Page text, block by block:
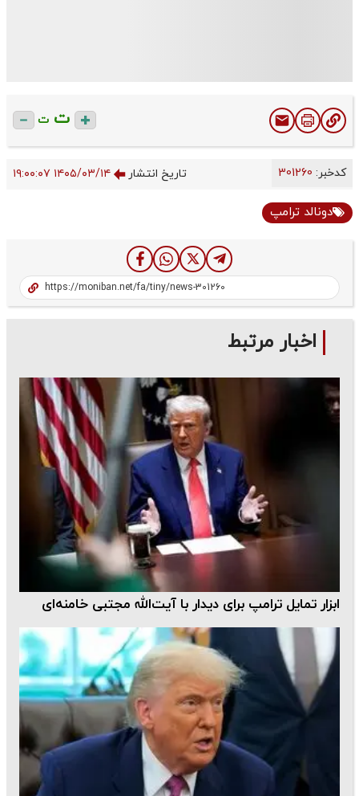
ت ت
کدخبر: تاریخ انتشار ۱۴۰۵/۰۳/۱۴ ۱۹:۰۰:۰۷
دونالد ترامپ
اخبار مرتبط
ابزار تمایل ترامپ برای دیدار با آیت‌الله مجتبی خامنه‌ای